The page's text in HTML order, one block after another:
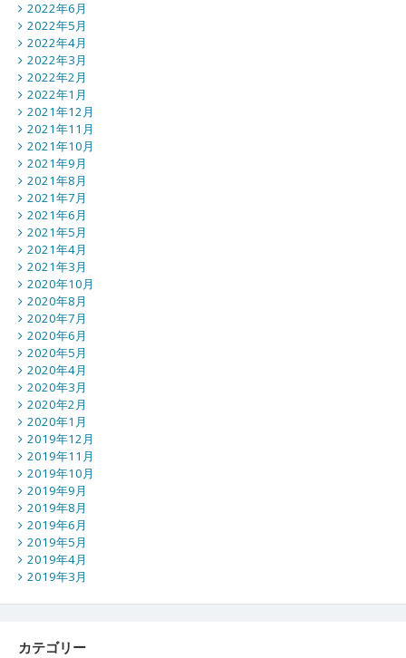
2022年6月
2022年5月
2022年4月
2022年3月
2022年2月
2022年1月
2021年12月
2021年11月
2021年10月
2021年9月
2021年8月
2021年7月
2021年6月
2021年5月
2021年4月
2021年3月
2020年10月
2020年8月
2020年7月
2020年6月
2020年5月
2020年4月
2020年3月
2020年2月
2020年1月
2019年12月
2019年11月
2019年10月
2019年9月
2019年8月
2019年6月
2019年5月
2019年4月
2019年3月
カテゴリー